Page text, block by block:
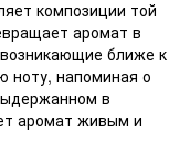
композиции той
аромат в
ближе к
ноту, напоминая о
в
аромат живым и